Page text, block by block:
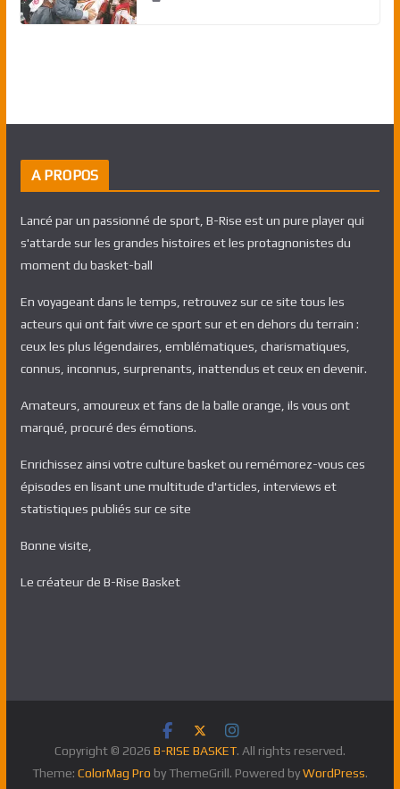
A PROPOS
Lancé par un passionné de sport, B-Rise est un pure player qui
s'attarde sur les grandes histoires et les protagnonistes du
moment du basket-ball
En voyageant dans le temps, retrouvez sur ce site tous les
acteurs qui ont fait vivre ce sport sur et en dehors du terrain :
ceux les plus légendaires, emblématiques, charismatiques,
connus, inconnus, surprenants, inattendus et ceux en devenir.
Amateurs, amoureux et fans de la balle orange, ils vous ont
marqué, procuré des émotions.
Enrichissez ainsi votre culture basket ou remémorez-vous ces
épisodes en lisant une multitude d'articles, interviews et
statistiques publiés sur ce site
Bonne visite,
Le créateur de B-Rise Basket
Copyright © 2026 B-RISE BASKET. All rights reserved.
Theme: ColorMag Pro by ThemeGrill. Powered byWordPress.